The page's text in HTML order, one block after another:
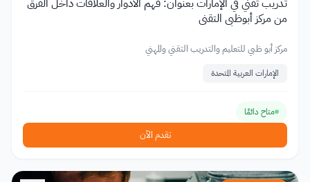
تدريب تقني في الإمارات بعنوان: فهم الأدوار والعلاقات داخل الفرق
من مركز أبوظبي التقني
مركز أبو ظبي للتعليم والتدريب التقني والمهني
الإمارات العربية المتحدة
متاح دائمًا
تقدم الآن